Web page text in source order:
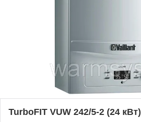
TurboFIT VUW 242/5-2 (24 кВт)